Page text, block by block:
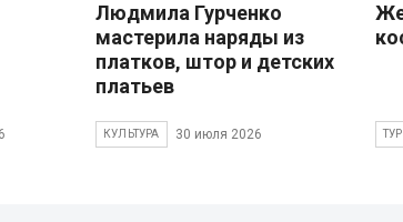
Людмила Гурченко
мастерила наряды из
платков, штор и детских
платьев
КУЛЬТУРА 30 июля 2026